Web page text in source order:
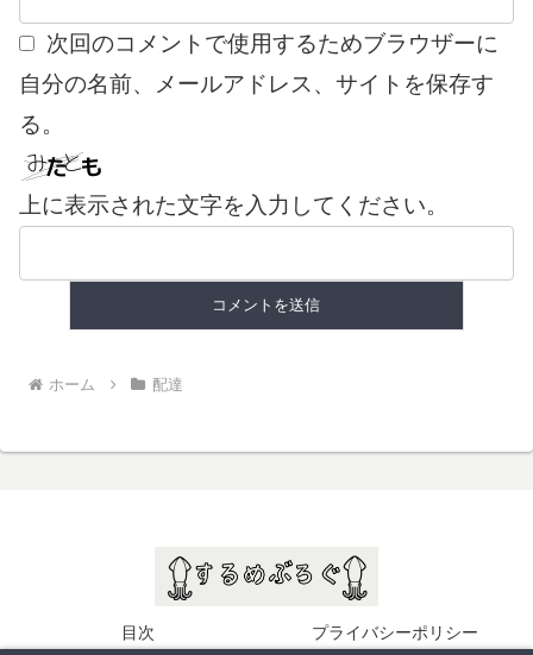
次回のコメントで使用するためブラウザーに
自分の名前、メールアドレス、サイトを保存す
る。
上に表示された文字を入力してください。
ホーム 配達
目次 プライバシーポリシー